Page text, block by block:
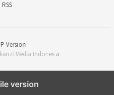
RSS
Version
Media Indonesia
version